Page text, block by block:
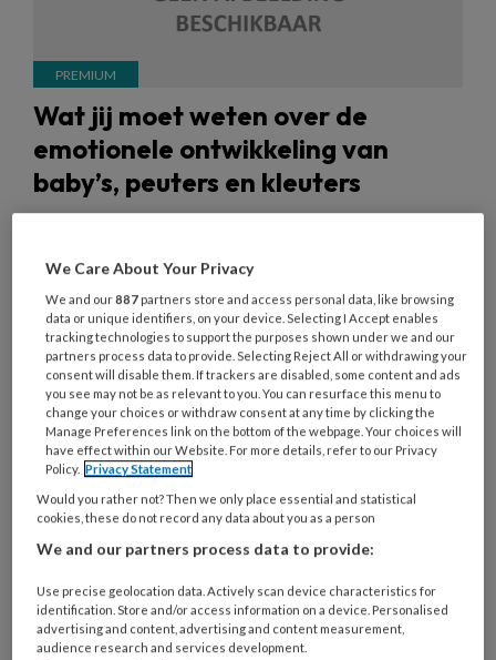
Wat jij moet weten over de
emotionele ontwikkeling van
baby’s, peuters en kleuters
kinderen herkennen en ermee omgaan. Wij zetten
kort op een rij wat belangrijk is. Hoe communiceer
jij met de kinderen op de babygroep, met de
peuters en met de kleuters?
4 SEPTEMBER 2025 BLOG
PEDAGOGISCH
PROFESSIONAL
We Care About Your Privacy
We and our887 partners store and access personal data, like browsing
data or unique identifiers, on your device. Selecting I Accept enables
tracking technologies to support the purposes shown under we and our
partners process data to provide. Selecting Reject All or withdrawing your
consent will disable them. If trackers are disabled, some content and ads
you see may not be as relevant to you. You can resurface this menu to
change your choices or withdraw consent at any time by clicking the
Manage Preferences link on the bottom of the webpage. Your choices will
have effect within our Website. For more details, refer to our Privacy
Policy. Privacy Statement
Would you rather not? Then we only place essential and statistical
cookies, these do not record any data about you as a person
We and our partners process data to provide:
Use precise geolocation data. Actively scan device characteristics for
identification. Store and/or access information on a device. Personalised
advertising and content, advertising and content measurement,
audience research and services development.